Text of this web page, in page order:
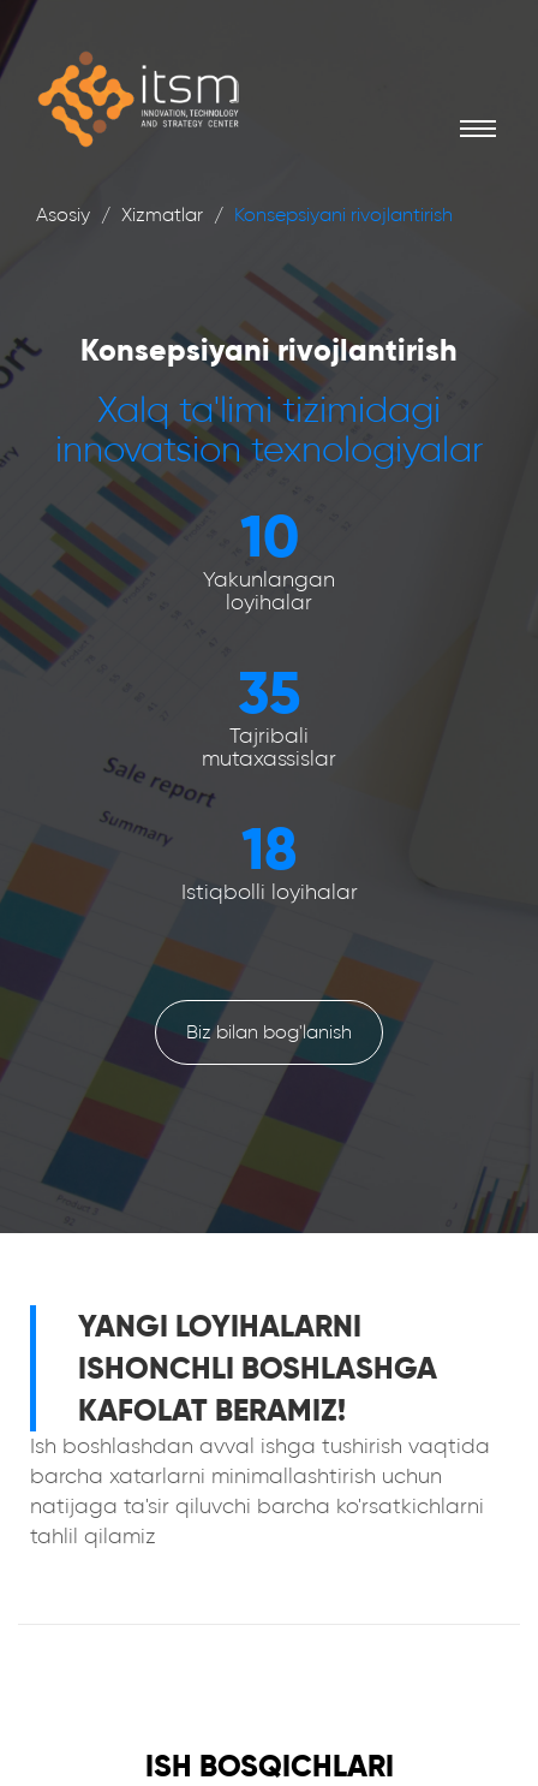
Asosiy Xizmatlar Konsepsiyani rivojlantirish
Konsepsiyani rivojlantirish
Xalq ta'limi tizimidagi
innovatsion texnologiyalar
10
Yakunlangan
loyihalar
35
Tajribali
mutaxassislar
18
Istiqbolli loyihalar
Biz bilan bog'lanish
YANGI LOYIHALARNI
ISHONCHLI BOSHLASHGA
KAFOLAT BERAMIZ!
Ish boshlashdan avval ishga tushirish vaqtida
barcha xatarlarni minimallashtirish uchun
natijaga ta'sir qiluvchi barcha ko'rsatkichlarni
tahlil qilamiz
ISH BOSQICHLARI